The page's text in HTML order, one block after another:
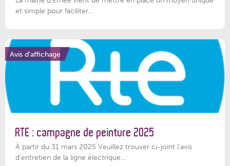
et simple pour faciliter...
Avis d'affichage
RTE : campagne de peinture 2025
À partir du 31 mars 2025 Veuillez trouver ci-joint l'avis
d'entretien de la ligne électrique...